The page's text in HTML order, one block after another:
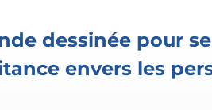
dessinée pour
envers les